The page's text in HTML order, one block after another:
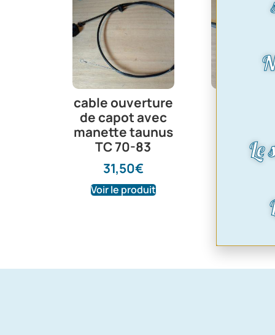
cable ouverture
de capot avec
manette taunus
TC 70-83
31,50€
Voir le produit
93,00
Le